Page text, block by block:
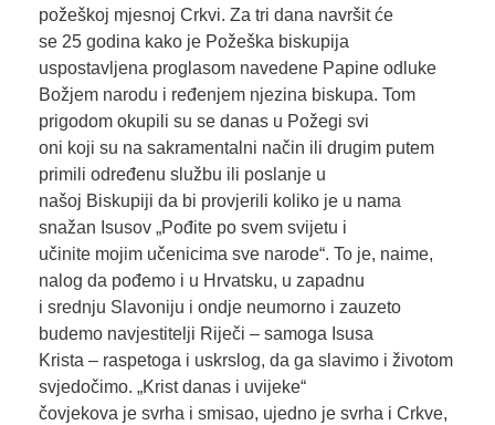
požeškoj mjesnoj Crkvi. Za tri dana navršit će
se 25 godina kako je Požeška biskupija
uspostavljena proglasom navedene Papine odluke
Božjem narodu i ređenjem njezina biskupa. Tom
prigodom okupili su se danas u Požegi svi
oni koji su na sakramentalni način ili drugim putem
primili određenu službu ili poslanje u
našoj Biskupiji da bi provjerili koliko je u nama
snažan Isusov „Pođite po svem svijetu i
učinite mojim učenicima sve narode“. To je, naime,
nalog da pođemo i u Hrvatsku, u zapadnu
i srednju Slavoniju i ondje neumorno i zauzeto
budemo navjestitelji Riječi – samoga Isusa
Krista – raspetoga i uskrslog, da ga slavimo i životom
svjedočimo. „Krist danas i uvijeke“
čovjekova je svrha i smisao, ujedno je svrha i Crkve,